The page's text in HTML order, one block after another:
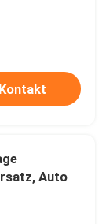
Kontakt
Auto